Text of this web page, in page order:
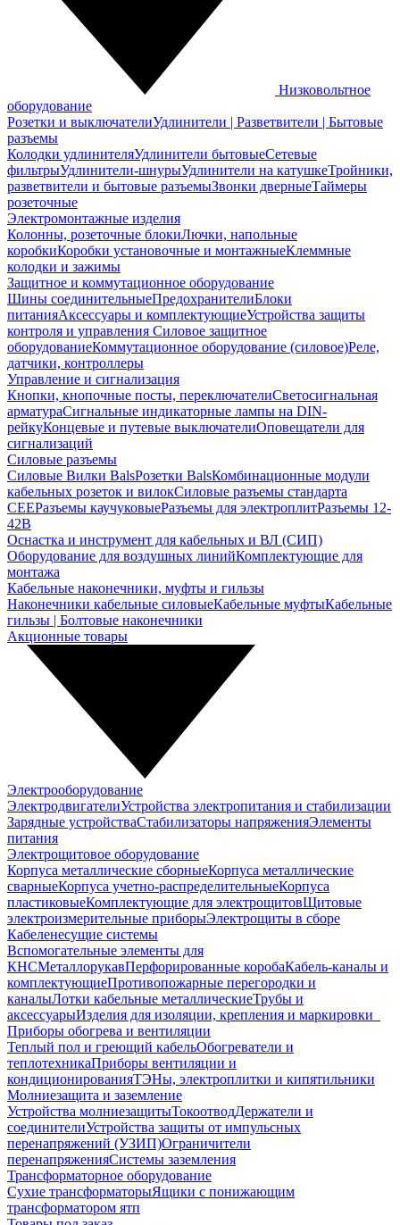
Низковольтное
оборудование
Розетки и выключателиУдлинители | Разветвители | Бытовые
разъемы
Колодки удлинителяУдлинители бытовыеСетевые
фильтрыУдлинители-шнурыУдлинители на катушкеТройники,
разветвители и бытовые разъемыЗвонки дверныеТаймеры
розеточные
Электромонтажные изделия
Колонны, розеточные блокиЛючки, напольные
коробкиКоробки установочные и монтажныеКлеммные
колодки и зажимы
Защитное и коммутационное оборудование
Шины соединительныеПредохранителиБлоки
питанияАксессуары и комплектующиеУстройства защиты
контроля и управления Силовое защитное
оборудованиеКоммутационное оборудование (силовое)Реле,
датчики, контроллеры
Управление и сигнализация
Кнопки, кнопочные посты, переключателиСветосигнальная
арматураСигнальные индикаторные лампы на DIN-
рейкуКонцевые и путевые выключателиОповещатели для
сигнализаций
Силовые разъемы
Силовые Вилки BalsРозетки BalsКомбинационные модули
кабельных розеток и вилокСиловые разъемы стандарта
CEEРазъемы каучуковыеРазъемы для электроплитРазъемы 12-
42В
Оснастка и инструмент для кабельных и ВЛ (СИП)
Оборудование для воздушных линийКомплектующие для
монтажа
Кабельные наконечники, муфты и гильзы
Наконечники кабельные силовыеКабельные муфтыКабельные
гильзы | Болтовые наконечники
Акционные товары
Электрооборудование
ЭлектродвигателиУстройства электропитания и стабилизации
Зарядные устройстваСтабилизаторы напряженияЭлементы
питания
Электрощитовое оборудование
Корпуса металлические сборныеКорпуса металлические
сварныеКорпуса учетно-распределительныеКорпуса
пластиковыеКомплектующие для электрощитовЩитовые
электроизмерительные приборыЭлектрощиты в сборе
Кабеленесущие системы
Вспомогательные элементы для
КНСМеталлорукавПерфорированные коробаКабель-каналы и
комплектующиеПротивопожарные перегородки и
каналыЛотки кабельные металлическиеТрубы и
аксессуарыИзделия для изоляции, крепления и маркировки
Приборы обогрева и вентиляции
Теплый пол и греющий кабельОбогреватели и
теплотехникаПриборы вентиляции и
кондиционированияТЭНы, электроплитки и кипятильники
Молниезащита и заземление
Устройства молниезащитыТокоотводДержатели и
соединителиУстройства защиты от импульсных
перенапряжений (УЗИП)Ограничители
перенапряженияСистемы заземления
Трансформаторное оборудование
Сухие трансформаторыЯщики с понижающим
трансформатором ятп